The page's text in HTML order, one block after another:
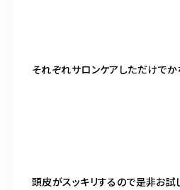
それぞれサロンケアしただけでか
頭皮がスッキリするので是非お試